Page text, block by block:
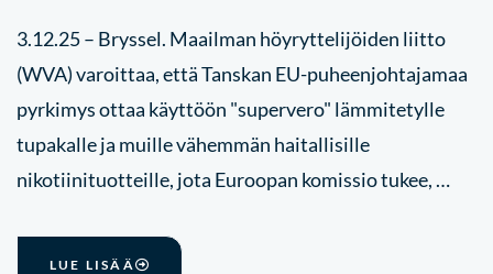
3.12.25 – Bryssel. Maailman höyryttelijöiden liitto
(WVA) varoittaa, että Tanskan EU-puheenjohtajamaa
pyrkimys ottaa käyttöön "supervero" lämmitetylle
tupakalle ja muille vähemmän haitallisille
nikotiinituotteille, jota Euroopan komissio tukee, …
LUE LISÄÄ